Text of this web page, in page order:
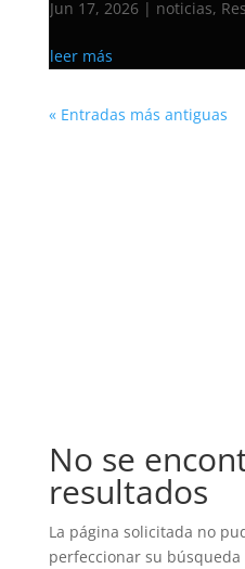
Jun 17, 2026| noticias,
leer más
« Entradas más antiguas
No se
resultados
La página solicitada no
perfeccionar su